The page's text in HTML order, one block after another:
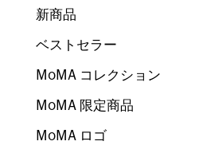
新商品
ベストセラー
MoMA コレクション
MoMA 限定商品
MoMA ロゴ